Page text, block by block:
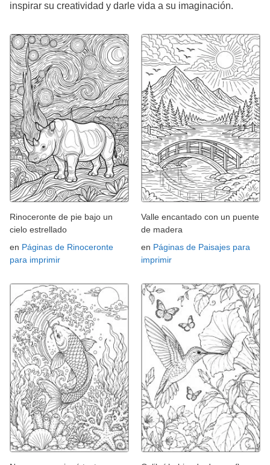
inspirar su creatividad y darle vida a su imaginación.
Rinoceronte de pie bajo un
cielo estrellado
en Páginas de Rinoceronte
para imprimir
Valle encantado con un puente
de madera
en Páginas de Paisajes para
imprimir